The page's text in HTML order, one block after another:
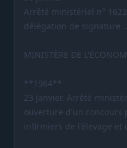
Arrêté ministériel n°
délégation de signature
MINISTÈRE DE
**1964**
23 janvier. Arrêté
ouverture d'un concours
infirmiers de l'élevage et